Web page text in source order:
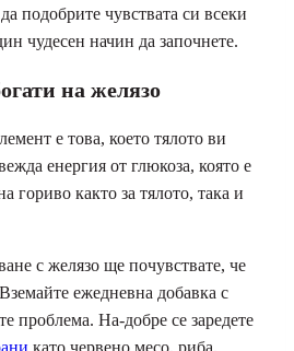
подобрите чувствата си всеки
чудесен начин да започнете.
на желязо
е това, което тялото ви
енергия от глюкоза, която е
гориво както за тялото, така и
с желязо ще почувствате, че
ежедневна добавка с
проблема. На-добре се заредете